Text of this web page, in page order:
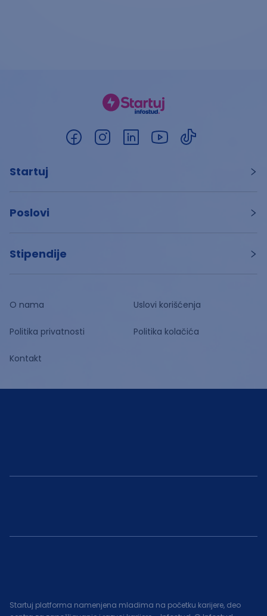
Startuj
Poslovi
Stipendije
O nama Uslovi korišćenja
Politika privatnosti Politika kolačića
Kontakt
Startuj platforma namenjena mladima na početku karijere, deo